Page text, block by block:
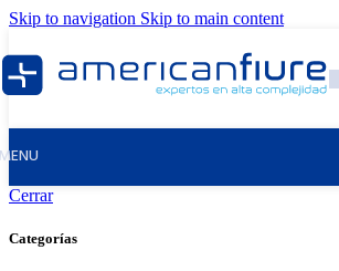
Skip to navigation Skip to main content
Cerrar
Categorías